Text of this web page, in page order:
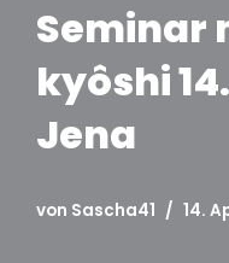
Seminar
kyôshi
Jena
von Sascha41 14.